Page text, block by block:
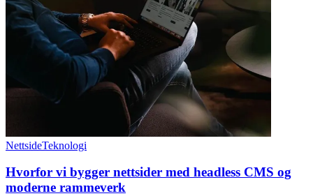
NettsideTeknologi
Hvorfor vi bygger nettsider med headless CMS og
moderne rammeverk